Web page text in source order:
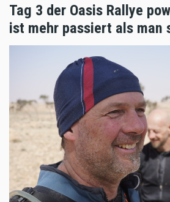
Tag 3 der Oasis Rallye
ist mehr passiert als man